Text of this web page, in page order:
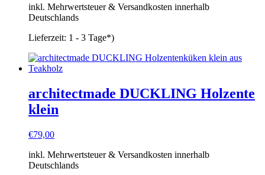
inkl. Mehrwertsteuer & Versandkosten innerhalb
Deutschlands
Lieferzeit: 1 - 3 Tage*)
architectmade DUCKLING Holzente
klein
€79,00
inkl. Mehrwertsteuer & Versandkosten innerhalb
Deutschlands